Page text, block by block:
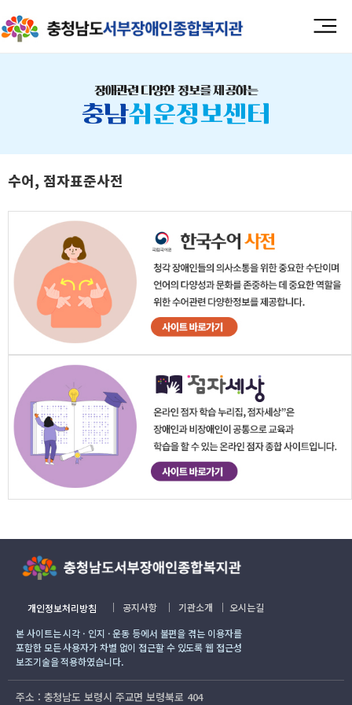
장애관련 다양한 정보를 제공하는
충남쉬운정보센터
수어, 점자표준사전
개인정보처리방침 ｜ 공지사항 ｜ 기관소개 ｜ 오시는길
본 사이트는 시각 · 인지 · 운동 등에서 불편을 겪는 이용자를
포함한 모든 사용자가 차별 없이 접근할 수 있도록 웹 접근성
보조기술을 적용하였습니다.
주소 : 충청남도 보령시 주교면 보령북로 404